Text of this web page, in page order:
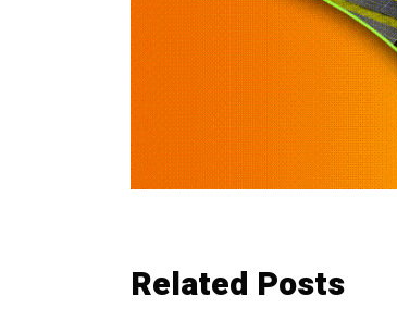
Related Posts